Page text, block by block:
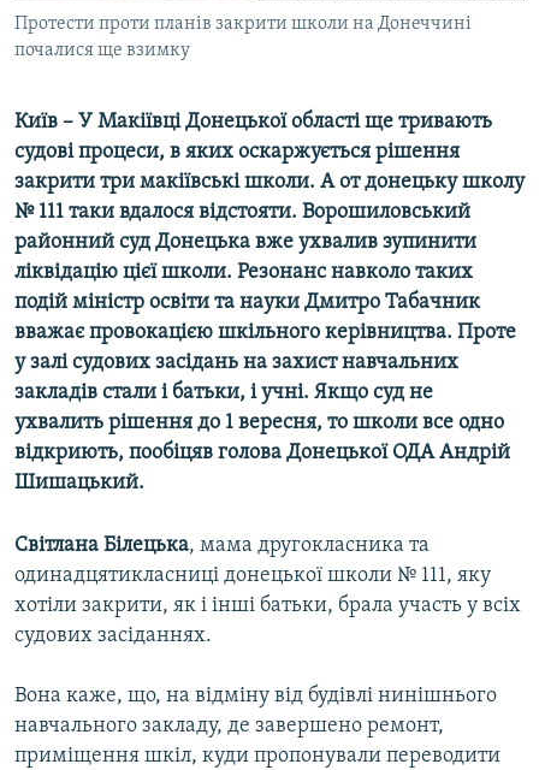
КРИМ РЕАЛІЇ
УКР
КТАТ
ДОЛУЧАЙСЯ!
Усі сайти RFE/RL
Протести проти планів закрити школи на Донеччині
почалися ще взимку
Київ – У Макіївці Донецької області ще тривають
судові процеси, в яких оскаржується рішення
закрити три макіївські школи. А от донецьку школу
№ 111 таки вдалося відстояти. Ворошиловський
районний суд Донецька вже ухвалив зупинити
ліквідацію цієї школи. Резонанс навколо таких
подій міністр освіти та науки Дмитро Табачник
вважає провокацією шкільного керівництва. Проте
у залі судових засідань на захист навчальних
закладів стали і батьки, і учні. Якщо суд не
ухвалить рішення до 1 вересня, то школи все одно
відкриють, пообіцяв голова Донецької ОДА Андрій
Шишацький.
Світлана Білецька, мама другокласника та
одинадцятикласниці донецької школи № 111, яку
хотіли закрити, як і інші батьки, брала участь у всіх
судових засіданнях.
Вона каже, що, на відміну від будівлі нинішнього
навчального закладу, де завершено ремонт,
приміщення шкіл, куди пропонували переводити